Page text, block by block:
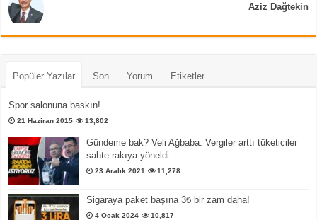
Aziz Dağtekin
Popüler Yazılar Son Yorum Etiketler
Spor salonuna baskın!
21 Haziran 2015 13,802
Gündeme bak? Veli Ağbaba: Vergiler arttı tüketiciler
sahte rakıya yöneldi
23 Aralık 2021 11,278
Sigaraya paket başına 3₺ bir zam daha!
4 Ocak 2024 10,817